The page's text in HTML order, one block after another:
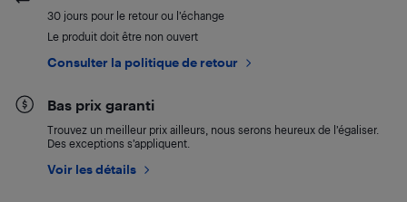
30 jours pour le retour ou l’échange
Le produit doit être non ouvert
Consulter la politique de retour
Bas prix garanti
Trouvez un meilleur prix ailleurs, nous serons heureux de l’égaliser.
Des exceptions s’appliquent.
Voir les détails